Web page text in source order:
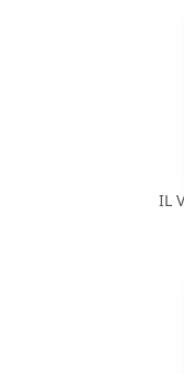
IL